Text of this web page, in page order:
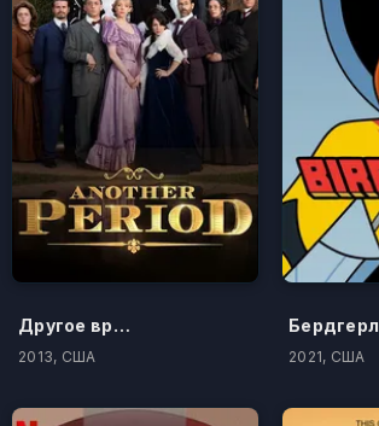
Другое время
2013, США
Бердгерл
2021, США